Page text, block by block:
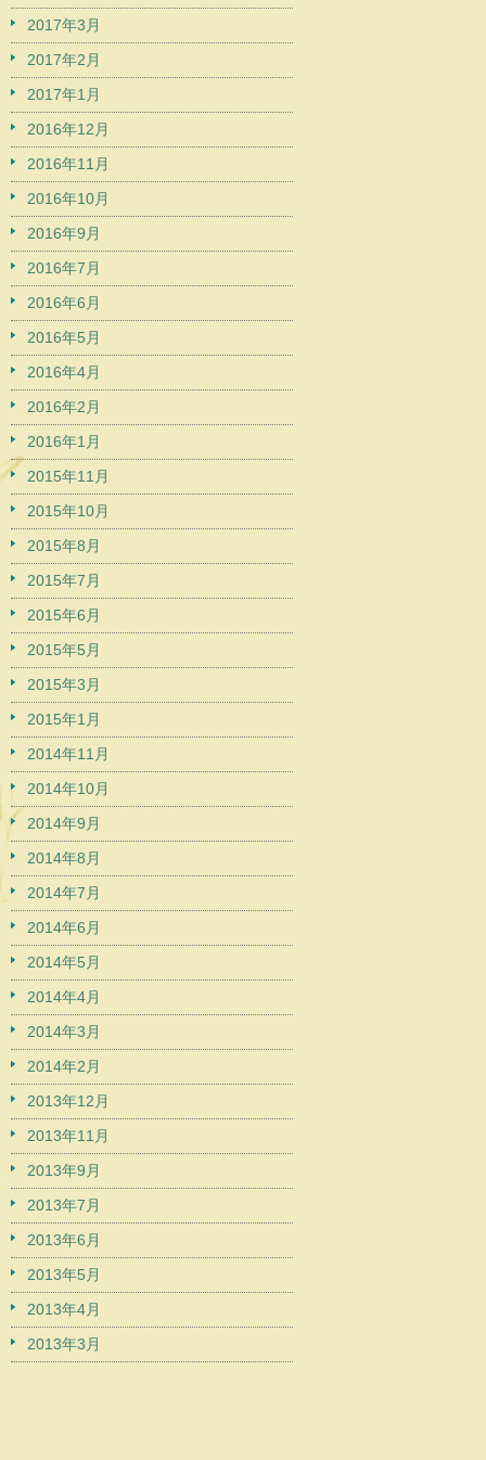
2017年3月
2017年2月
2017年1月
2016年12月
2016年11月
2016年10月
2016年9月
2016年7月
2016年6月
2016年5月
2016年4月
2016年2月
2016年1月
2015年11月
2015年10月
2015年8月
2015年7月
2015年6月
2015年5月
2015年3月
2015年1月
2014年11月
2014年10月
2014年9月
2014年8月
2014年7月
2014年6月
2014年5月
2014年4月
2014年3月
2014年2月
2013年12月
2013年11月
2013年9月
2013年7月
2013年6月
2013年5月
2013年4月
2013年3月